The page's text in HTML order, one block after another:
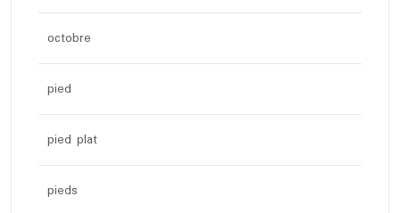
octobre
pied
pied plat
pieds